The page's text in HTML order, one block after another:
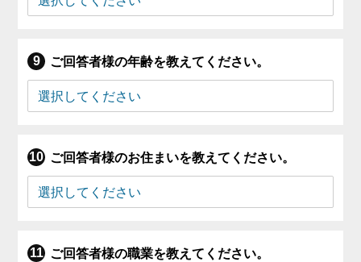
ご回答者様の年齢を教えてください。
ご回答者様のお住まいを教えてください。
ご回答者様の職業を教えてください。